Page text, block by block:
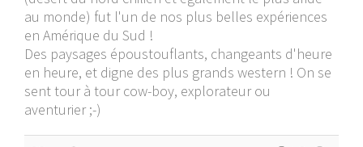
au monde) fut l'un de nos plus belles expériences
en Amérique du Sud !
Des paysages époustouflants, changeants d'heure
en heure, et digne des plus grands western ! On se
sent tour à tour cow-boy, explorateur ou
aventurier ;-)